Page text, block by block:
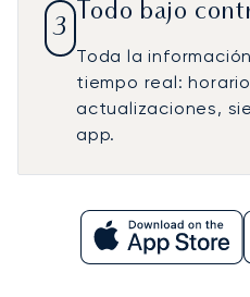
3
Todo bajo
Toda la
tiempo real:
actualizaciones,
app.